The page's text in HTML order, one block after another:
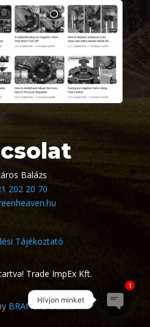
Balázs
202 20 70
Tájékoztató
Trade ImpEx Kft.
BRANDiD Studio
Hívjon minket
1